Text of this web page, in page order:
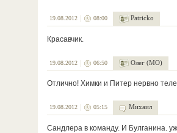
19.08.2012 08:00 Patricko
Красавчик.
19.08.2012 06:50 Олег (МО)
Отлично! Химки и Питер нервно
19.08.2012 05:15 Михаил
Сандлера в команду. И Булганина.